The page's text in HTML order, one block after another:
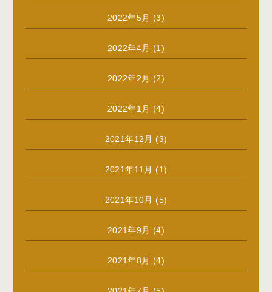
2022年5月 (3)
2022年4月 (1)
2022年2月 (2)
2022年1月 (4)
2021年12月 (3)
2021年11月 (1)
2021年10月 (5)
2021年9月 (4)
2021年8月 (4)